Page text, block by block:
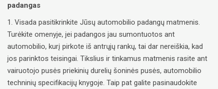
padangas
1. Visada pasitikrinkite Jūsų automobilio padangų matmenis.
Turėkite omenyje, jei padangos jau sumontuotos ant
automobilio, kurį pirkote iš antrųjų rankų, tai dar nereiškia, kad
jos parinktos teisingai. Tikslius ir tinkamus matmenis rasite ant
vairuotojo pusės priekinių durelių šoninės pusės, automobilio
techninių specifikacijų knygoje. Taip pat galite pasinaudokite